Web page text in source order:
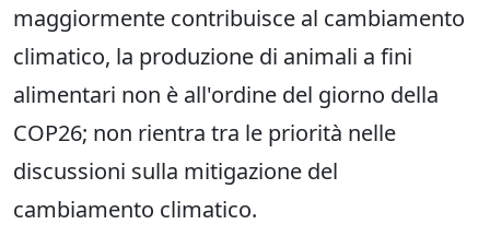
maggiormente contribuisce al cambiamento
climatico, la produzione di animali a fini
alimentari non è all'ordine del giorno della
COP26; non rientra tra le priorità nelle
discussioni sulla mitigazione del
cambiamento climatico.